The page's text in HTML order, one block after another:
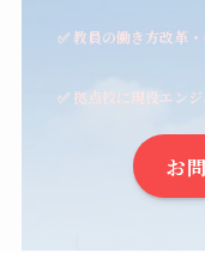
✅ 教員の働き方改革
✅ 拠点校に現役エン
お